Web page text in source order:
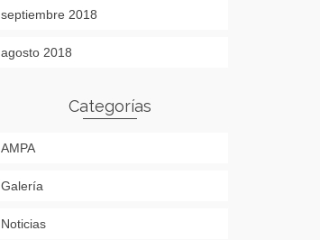
septiembre 2018
agosto 2018
Categorías
AMPA
Galería
Noticias